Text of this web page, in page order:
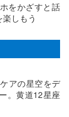
をかざすと話
しもう
アの星空をデ
。黄道12星座